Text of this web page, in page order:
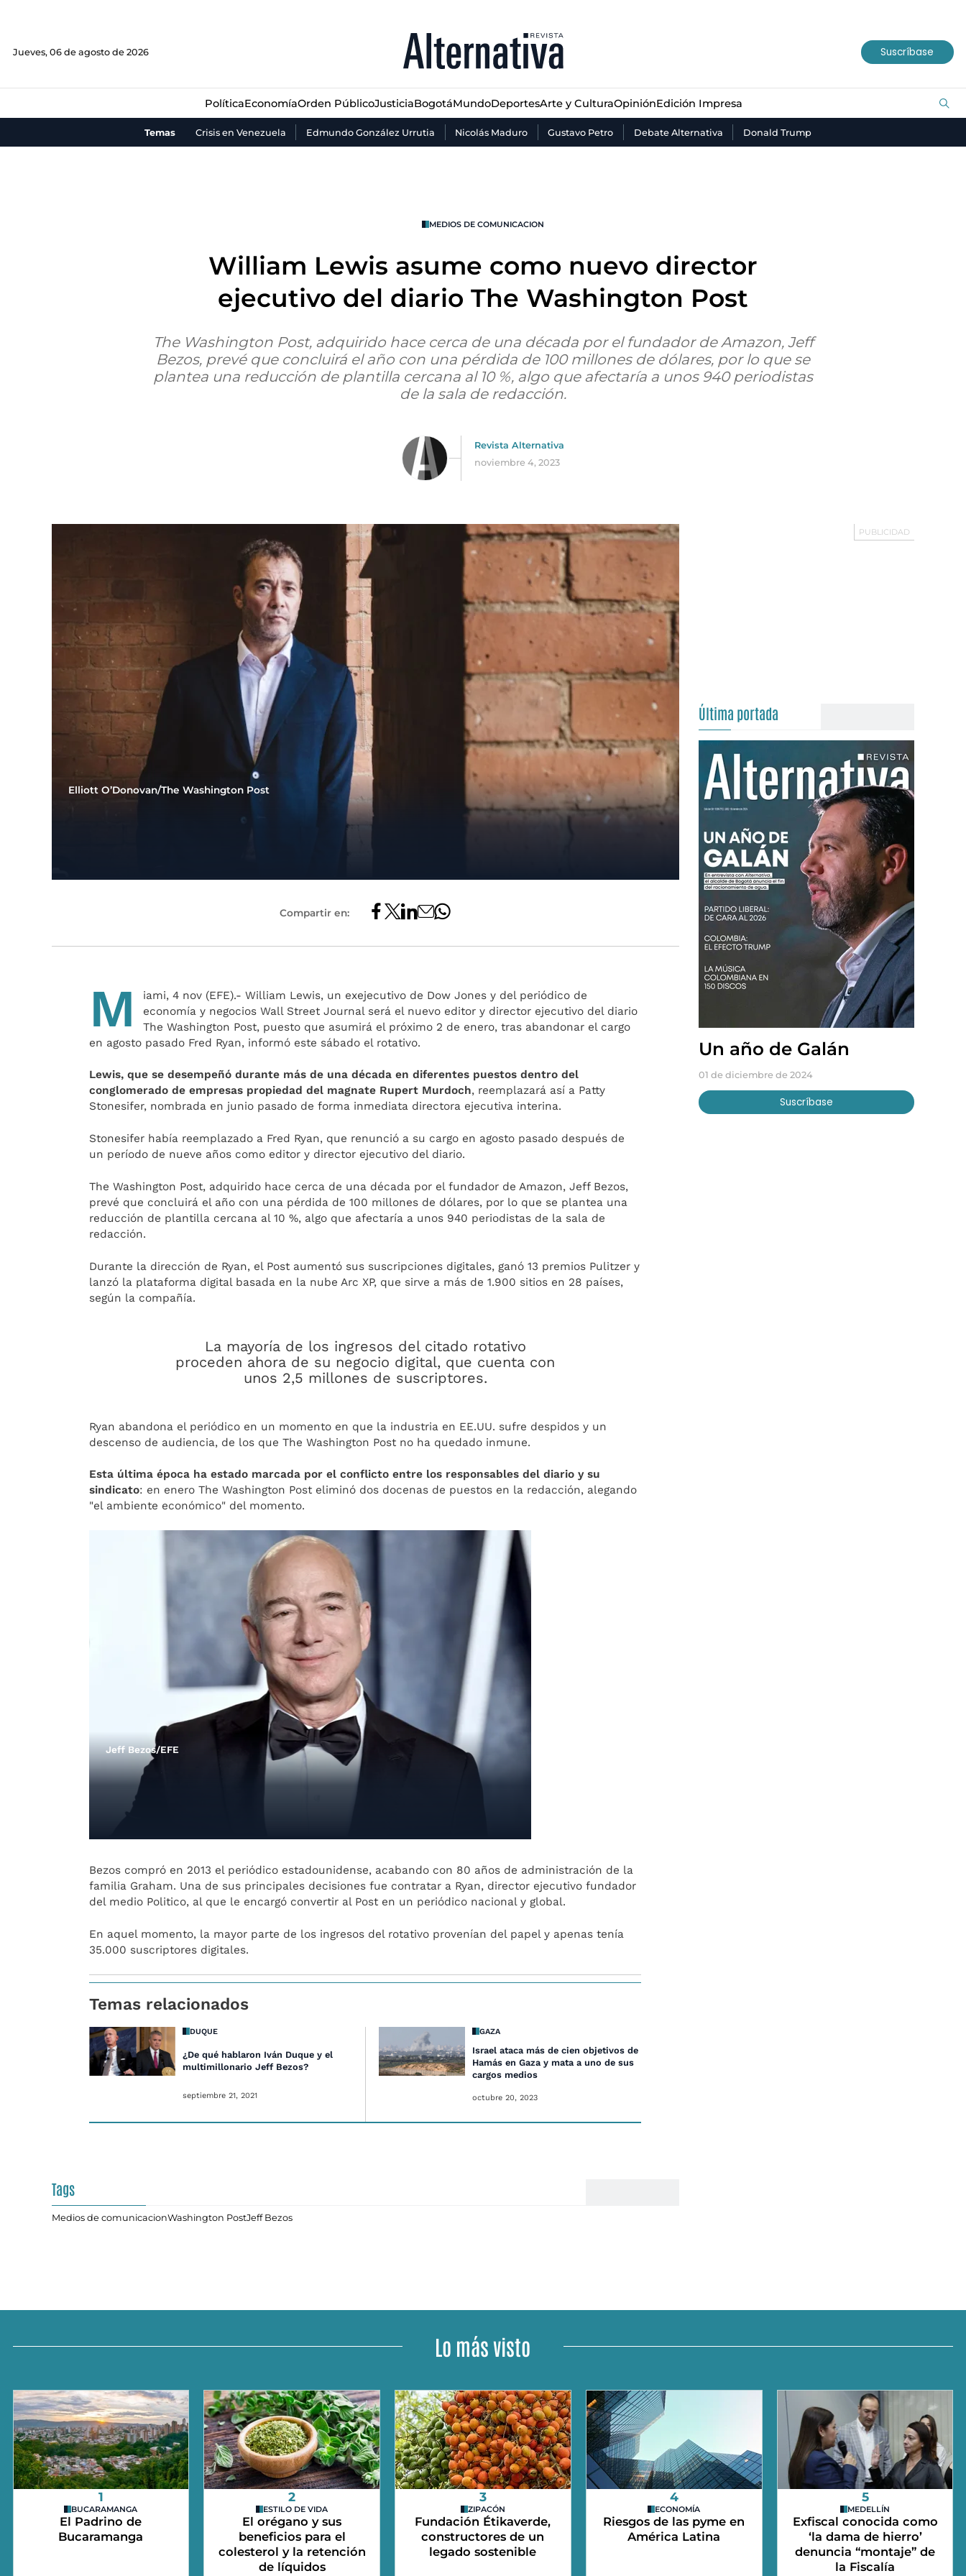
Jueves, 06 de agosto de 2026 Suscríbase
PolíticaEconomíaOrden PúblicoJusticiaBogotáMundoDeportesArte y CulturaOpiniónEdición Impresa
Temas Crisis en Venezuela Edmundo González Urrutia Nicolás Maduro Gustavo Petro Debate Alternativa Donald Trump
JusticiaBogotáMundo Deportes Arte y Cultura
MEDIOS DE COMUNICACION
William Lewis asume como nuevo director
ejecutivo del diario The Washington Post
The Washington Post, adquirido hace cerca de una década por el fundador de Amazon, Jeff
Bezos, prevé que concluirá el año con una pérdida de 100 millones de dólares, por lo que se
plantea una reducción de plantilla cercana al 10 %, algo que afectaría a unos 940 periodistas
de la sala de redacción.
Revista Alternativa
noviembre 4, 2023
Elliott O’Donovan/The Washington Post
Compartir en:
M
iami, 4 nov (EFE).- William Lewis, un exejecutivo de Dow Jones y del periódico de
economía y negocios Wall Street Journal será el nuevo editor y director ejecutivo del diario
The Washington Post, puesto que asumirá el próximo 2 de enero, tras abandonar el cargo
en agosto pasado Fred Ryan, informó este sábado el rotativo.
Lewis, que se desempeñó durante más de una década en diferentes puestos dentro del
conglomerado de empresas propiedad del magnate Rupert Murdoch, reemplazará así a Patty
Stonesifer, nombrada en junio pasado de forma inmediata directora ejecutiva interina.
Stonesifer había reemplazado a Fred Ryan, que renunció a su cargo en agosto pasado después de
un período de nueve años como editor y director ejecutivo del diario.
The Washington Post, adquirido hace cerca de una década por el fundador de Amazon, Jeff Bezos,
prevé que concluirá el año con una pérdida de 100 millones de dólares, por lo que se plantea una
reducción de plantilla cercana al 10 %, algo que afectaría a unos 940 periodistas de la sala de
redacción.
Durante la dirección de Ryan, el Post aumentó sus suscripciones digitales, ganó 13 premios Pulitzer y
lanzó la plataforma digital basada en la nube Arc XP, que sirve a más de 1.900 sitios en 28 países,
según la compañía.
La mayoría de los ingresos del citado rotativo
proceden ahora de su negocio digital, que cuenta con
unos 2,5 millones de suscriptores.
Ryan abandona el periódico en un momento en que la industria en EE.UU. sufre despidos y un
descenso de audiencia, de los que The Washington Post no ha quedado inmune.
Esta última época ha estado marcada por el conflicto entre los responsables del diario y su
sindicato: en enero The Washington Post eliminó dos docenas de puestos en la redacción, alegando
"el ambiente económico" del momento.
Jeff Bezos/EFE
Bezos compró en 2013 el periódico estadounidense, acabando con 80 años de administración de la
familia Graham. Una de sus principales decisiones fue contratar a Ryan, director ejecutivo fundador
del medio Politico, al que le encargó convertir al Post en un periódico nacional y global.
En aquel momento, la mayor parte de los ingresos del rotativo provenían del papel y apenas tenía
35.000 suscriptores digitales.
Temas relacionados
DUQUE
¿De qué hablaron Iván Duque y el
multimillonario Jeff Bezos?
septiembre 21, 2021
GAZA
Israel ataca más de cien objetivos de
Hamás en Gaza y mata a uno de sus
cargos medios
octubre 20, 2023
Tags
Medios de comunicacionWashington PostJeff Bezos
Última portada
Un año de Galán
01 de diciembre de 2024
Suscríbase
Lo más visto
1
BUCARAMANGA
El Padrino de
Bucaramanga
2
ESTILO DE VIDA
El orégano y sus
beneficios para el
colesterol y la retención
de líquidos
3
ZIPACÓN
Fundación Étikaverde,
constructores de un
legado sostenible
4
ECONOMÍA
Riesgos de las pyme en
América Latina
5
MEDELLÍN
Exfiscal conocida como
‘la dama de hierro’
denuncia “montaje” de
la Fiscalía